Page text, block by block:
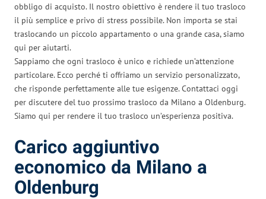
obbligo di acquisto. Il nostro obiettivo è rendere il tuo trasloco
il più semplice e privo di stress possibile. Non importa se stai
traslocando un piccolo appartamento o una grande casa, siamo
qui per aiutarti.
Sappiamo che ogni trasloco è unico e richiede un’attenzione
particolare. Ecco perché ti offriamo un servizio personalizzato,
che risponde perfettamente alle tue esigenze. Contattaci oggi
per discutere del tuo prossimo trasloco da Milano a Oldenburg.
Siamo qui per rendere il tuo trasloco un’esperienza positiva.
Carico aggiuntivo
economico da Milano a
Oldenburg